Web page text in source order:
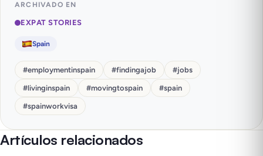
ARCHIVADO EN
EXPAT STORIES
Spain
#employmentinspain #findingajob #jobs
#livinginspain #movingtospain #spain
#spainworkvisa
Artículos relacionados